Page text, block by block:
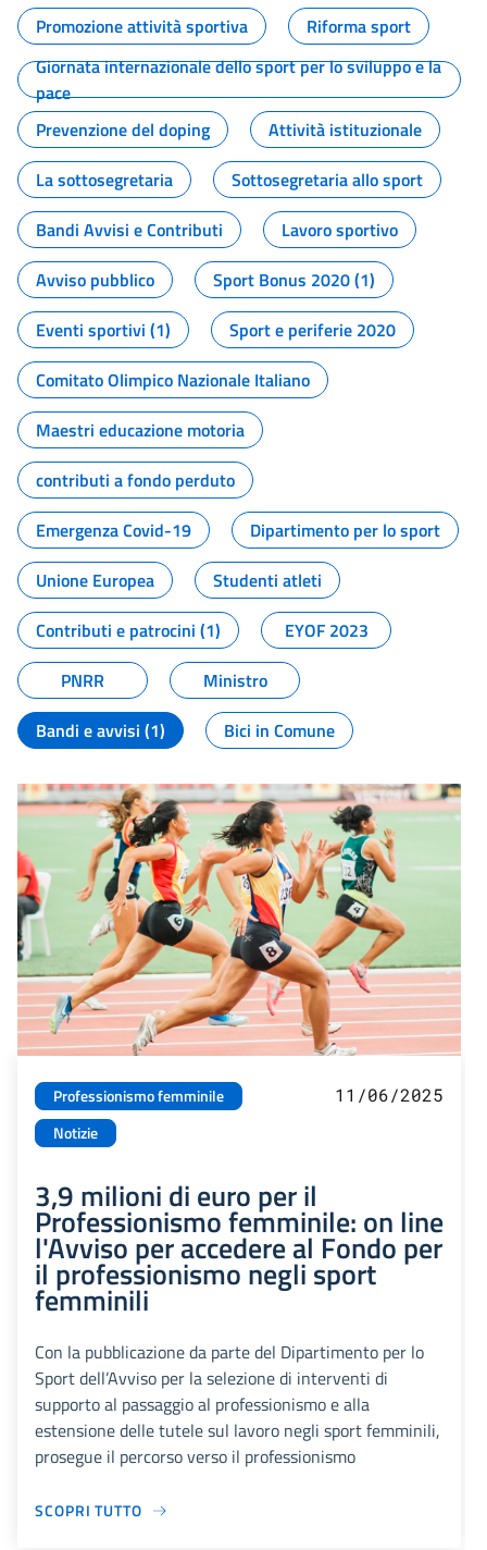
Promozione attività sportiva
Riforma sport
Giornata internazionale dello sport per lo sviluppo e la
pace
Prevenzione del doping
Attività istituzionale
La sottosegretaria
Sottosegretaria allo sport
Bandi Avvisi e Contributi
Lavoro sportivo
Avviso pubblico
Sport Bonus 2020 (1)
Eventi sportivi (1)
Sport e periferie 2020
Comitato Olimpico Nazionale Italiano
Maestri educazione motoria
contributi a fondo perduto
Emergenza Covid-19
Dipartimento per lo sport
Unione Europea
Studenti atleti
Contributi e patrocini (1)
EYOF 2023
PNRR
Ministro
Bandi e avvisi (1)
Bici in Comune
Professionismo femminile
Notizie
11/06/2025
3,9 milioni di euro per il
Professionismo femminile: on line
l'Avviso per accedere al Fondo per
il professionismo negli sport
femminili
Con la pubblicazione da parte del Dipartimento per lo
Sport dell’Avviso per la selezione di interventi di
supporto al passaggio al professionismo e alla
estensione delle tutele sul lavoro negli sport femminili,
prosegue il percorso verso il professionismo
SCOPRI TUTTO